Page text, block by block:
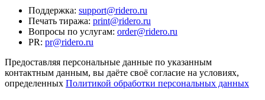
Поддержка: support@ridero.ru
Печать тиража: print@ridero.ru
Вопросы по услугам: order@ridero.ru
PR: pr@ridero.ru
Предоставляя персональные данные по указанным
контактным данным, вы даёте своё согласие на условиях,
определенных Политикой обработки персональных данных